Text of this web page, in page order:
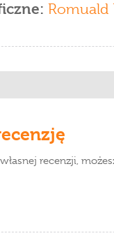
Romuald
recenzji,